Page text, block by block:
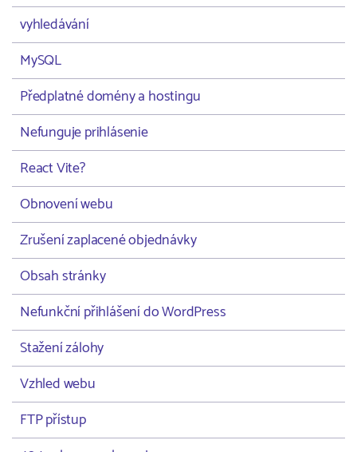
vyhledávání
MySQL
Předplatné domény a hostingu
Nefunguje prihlásenie
React Vite?
Obnovení webu
Zrušení zaplacené objednávky
Obsah stránky
Nefunkční přihlášení do WordPress
Stažení zálohy
Vzhled webu
FTP přístup